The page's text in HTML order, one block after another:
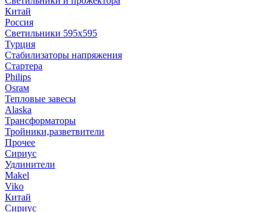
Китай
Россия
Светильники 595х595
Турция
Стабилизаторы напряжения
Стартера
Philips
Оsrам
Тепловые завесы
Alaska
Трансформаторы
Тройники,разветвители
Прочее
Сириус
Удлинители
Makel
Viko
Китай
Сириус